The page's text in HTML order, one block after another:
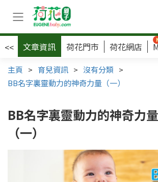
<< 文章資訊 荷花門市 荷花網店
主頁 > 育兒資訊 > 沒有分類 >
BB名字裏靈動力的神奇力量（一）
BB名字裏靈動力的神奇力量
（一）